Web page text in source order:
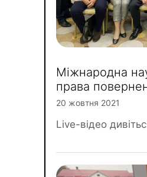
Міжнародна
права
20 жовтня 2021
Live-відео